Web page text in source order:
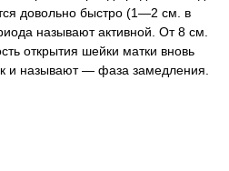
довольно быстро (1—2 см. в
называют активной. От 8 см.
открытия шейки матки вновь
и называют — фаза замедления.